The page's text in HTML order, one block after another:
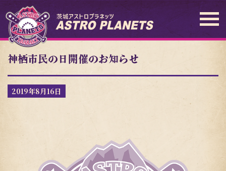
神栖市民の日開催のお知らせ
2019年8月16日